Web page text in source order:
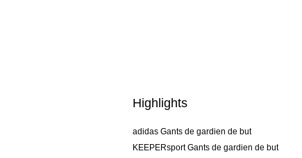
Highlights
adidas Gants de gardien de but
KEEPERsport Gants de gardien de but